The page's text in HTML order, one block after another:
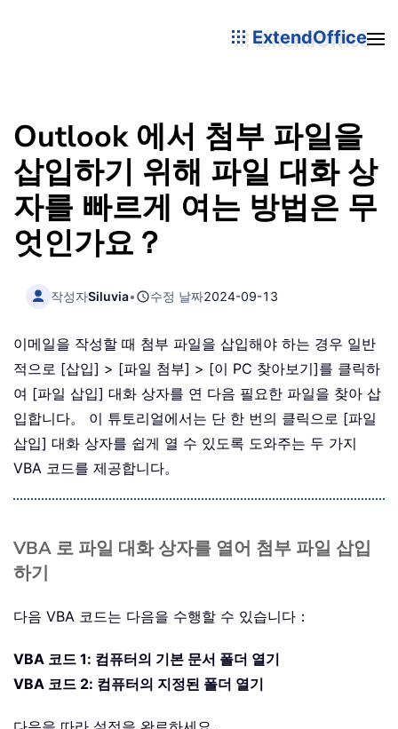
ExtendOffice
Outlook 에서 첨부 파일을
삽입하기 위해 파일 대화 상
자를 빠르게 여는 방법은 무
엇인가요？
작성자Siluvia• 수정 날짜2024-09-13
이메일을 작성할 때 첨부 파일을 삽입해야 하는 경우 일반
적으로 [삽입] > [파일 첨부] > [이 PC 찾아보기]를 클릭하
여 [파일 삽입] 대화 상자를 연 다음 필요한 파일을 찾아 삽
입합니다。 이 튜토리얼에서는 단 한 번의 클릭으로 [파일
삽입] 대화 상자를 쉽게 열 수 있도록 도와주는 두 가지
VBA 코드를 제공합니다。
VBA 로 파일 대화 상자를 열어 첨부 파일 삽입
하기
다음 VBA 코드는 다음을 수행할 수 있습니다：
VBA 코드 1: 컴퓨터의 기본 문서 폴더 열기
VBA 코드 2: 컴퓨터의 지정된 폴더 열기